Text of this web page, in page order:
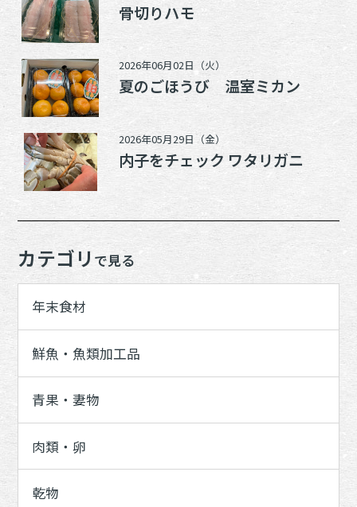
骨切りハモ
2026年06月02日（火）
夏のごほうび 温室ミカン
2026年05月29日（金）
内子をチェック ワタリガニ
カテゴリ で見る
年末食材
鮮魚・魚類加工品
青果・妻物
肉類・卵
乾物